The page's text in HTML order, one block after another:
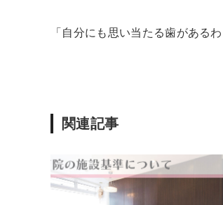
「自分にも思い当たる歯がある
関連記事